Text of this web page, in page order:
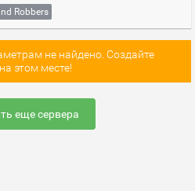
Robbers
не найдено. Создайте
этом месте!
еще сервера